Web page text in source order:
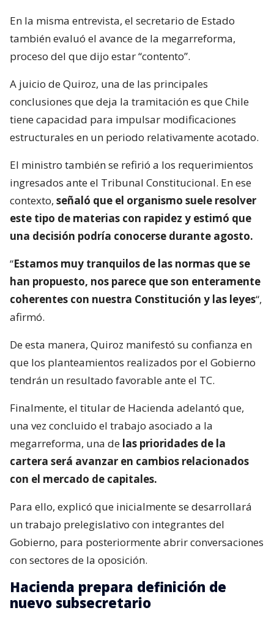
En la misma entrevista, el secretario de Estado
también evaluó el avance de la megarreforma,
proceso del que dijo estar “contento”.
A juicio de Quiroz, una de las principales
conclusiones que deja la tramitación es que Chile
tiene capacidad para impulsar modificaciones
estructurales en un periodo relativamente acotado.
El ministro también se refirió a los requerimientos
ingresados ante el Tribunal Constitucional. En ese
contexto, señaló que el organismo suele resolver
este tipo de materias con rapidez y estimó que
una decisión podría conocerse durante agosto.
“Estamos muy tranquilos de las normas que se
han propuesto, nos parece que son enteramente
coherentes con nuestra Constitución y las leyes“,
afirmó.
De esta manera, Quiroz manifestó su confianza en
que los planteamientos realizados por el Gobierno
tendrán un resultado favorable ante el TC.
Finalmente, el titular de Hacienda adelantó que,
una vez concluido el trabajo asociado a la
megarreforma, una de las prioridades de la
cartera será avanzar en cambios relacionados
con el mercado de capitales.
Para ello, explicó que inicialmente se desarrollará
un trabajo prelegislativo con integrantes del
Gobierno, para posteriormente abrir conversaciones
con sectores de la oposición.
Hacienda prepara definición de
nuevo subsecretario